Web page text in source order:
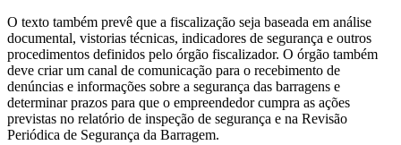
O texto também prevê que a fiscalização seja baseada em análise
documental, vistorias técnicas, indicadores de segurança e outros
procedimentos definidos pelo órgão fiscalizador. O órgão também
deve criar um canal de comunicação para o recebimento de
denúncias e informações sobre a segurança das barragens e
determinar prazos para que o empreendedor cumpra as ações
previstas no relatório de inspeção de segurança e na Revisão
Periódica de Segurança da Barragem.